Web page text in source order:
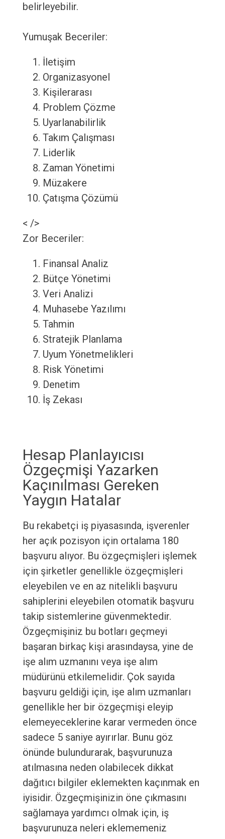
belirleyebilir.
Yumuşak Beceriler:
İletişim
Organizasyonel
Kişilerarası
Problem Çözme
Uyarlanabilirlik
Takım Çalışması
Liderlik
Zaman Yönetimi
Müzakere
Çatışma Çözümü
< />
Zor Beceriler:
Finansal Analiz
Bütçe Yönetimi
Veri Analizi
Muhasebe Yazılımı
Tahmin
Stratejik Planlama
Uyum Yönetmelikleri
Risk Yönetimi
Denetim
İş Zekası
Hesap Planlayıcısı
Özgeçmişi Yazarken
Kaçınılması Gereken
Yaygın Hatalar
Bu rekabetçi iş piyasasında, işverenler
her açık pozisyon için ortalama 180
başvuru alıyor. Bu özgeçmişleri işlemek
için şirketler genellikle özgeçmişleri
eleyebilen ve en az nitelikli başvuru
sahiplerini eleyebilen otomatik başvuru
takip sistemlerine güvenmektedir.
Özgeçmişiniz bu botları geçmeyi
başaran birkaç kişi arasındaysa, yine de
işe alım uzmanını veya işe alım
müdürünü etkilemelidir. Çok sayıda
başvuru geldiği için, işe alım uzmanları
genellikle her bir özgeçmişi eleyip
elemeyeceklerine karar vermeden önce
sadece 5 saniye ayırırlar. Bunu göz
önünde bulundurarak, başvurunuza
atılmasına neden olabilecek dikkat
dağıtıcı bilgiler eklemekten kaçınmak en
iyisidir. Özgeçmişinizin öne çıkmasını
sağlamaya yardımcı olmak için, iş
başvurunuza neleri eklememeniz